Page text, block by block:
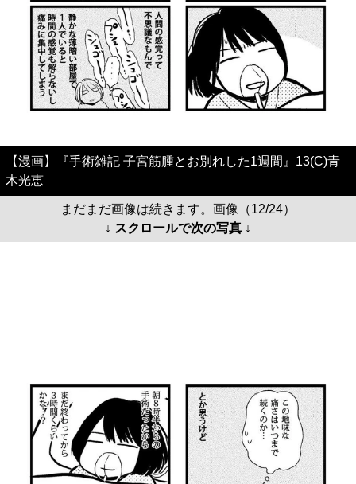
【漫画】『手術雑記 子宮筋腫とお別れした1週間』13(C)青
木光恵
まだまだ画像は続きます。画像（12/24）
↓ スクロールで次の写真 ↓